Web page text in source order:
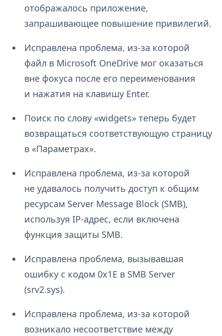
отображалось приложение,
запрашивающее повышение привилегий.
Исправлена проблема, из-за которой
файл в Microsoft OneDrive мог оказаться
вне фокуса после его переименования
и нажатия на клавишу Enter.
Поиск по слову «widgets» теперь будет
возвращаться соответствующую страницу
в «Параметрах».
Исправлена проблема, из-за которой
не удавалось получить доступ к общим
ресурсам Server Message Block (SMB),
используя IP-адрес, если включена
функция защиты SMB.
Исправлена проблема, вызывавшая
ошибку с кодом 0x1E в SMB Server
(srv2.sys).
Исправлена проблема, из-за которой
возникало несоответствие между